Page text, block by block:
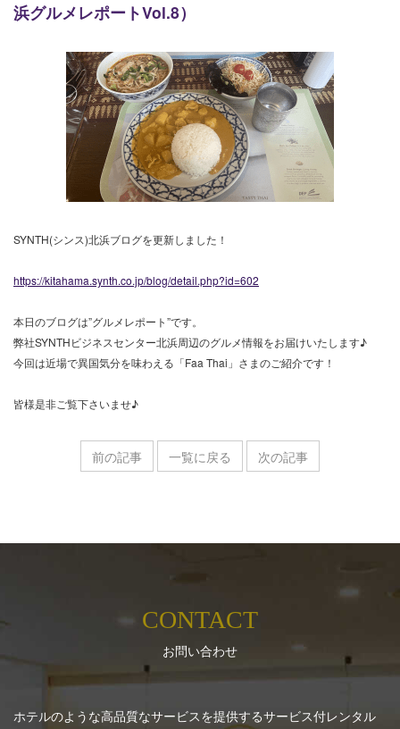
浜グルメレポートVol.8）
SYNTH(シンス)北浜ブログを更新しました！
https://kitahama.synth.co.jp/blog/detail.php?id=602
本日のブログは”グルメレポート”です。
弊社SYNTHビジネスセンター北浜周辺のグルメ情報をお届けいたします♪
今回は近場で異国気分を味わえる「Faa Thai」さまのご紹介です！
皆様是非ご覧下さいませ♪
前の記事 一覧に戻る 次の記事
CONTACT
お問い合わせ
ホテルのような高品質なサービスを提供するサービス付レンタル